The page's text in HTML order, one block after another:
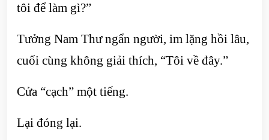
tôi để làm gì?”
Tưởng Nam Thư ngẩn người, im lặng hồi lâu,
cuối cùng không giải thích, “Tôi về đây.”
Cửa “cạch” một tiếng.
Lại đóng lại.